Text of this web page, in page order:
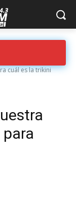
cuál es la trikini